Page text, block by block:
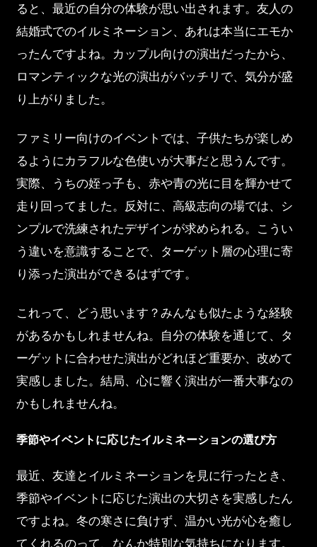
ると、最近の自分の体験が思い出されます。友人の
結婚式でのイルミネーション、あれは本当にエモか
ったんですよね。カップル向けの演出だったから、
ロマンティックな光の演出がバッチリで、気分が盛
り上がりました。
ファミリー向けのイベントでは、子供たちが楽しめ
るようにカラフルな色使いが大事だと思うんです。
実際、うちの姪っ子も、赤や青の光に目を輝かせて
走り回ってました。反対に、高級志向の場では、シ
ンプルで洗練されたデザインが求められる。こうい
う違いを意識することで、ターゲット層の心理に寄
り添った演出ができるはずです。
これって、どう思います？みんなも似たような経験
があるかもしれませんね。自分の体験を通じて、タ
ーゲットに合わせた演出がどれほど重要か、改めて
実感しました。結局、心に響く演出が一番大事なの
かもしれませんね。
季節やイベントに応じたイルミネーションの選び方
最近、友達とイルミネーションを見に行ったとき、
季節やイベントに応じた演出の大切さを実感したん
ですよね。冬の寒さに負けず、温かい光が心を癒し
てくれるのって、なんか特別な気持ちになります。